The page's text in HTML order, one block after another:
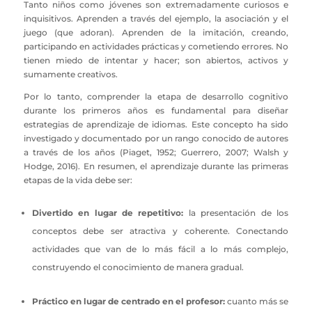
Tanto niños como jóvenes son extremadamente curiosos e
inquisitivos. Aprenden a través del ejemplo, la asociación y el
juego (que adoran). Aprenden de la imitación, creando,
participando en actividades prácticas y cometiendo errores. No
tienen miedo de intentar y hacer; son abiertos, activos y
sumamente creativos.
Por lo tanto, comprender la etapa de desarrollo cognitivo
durante los primeros años es fundamental para diseñar
estrategias de aprendizaje de idiomas. Este concepto ha sido
investigado y documentado por un rango conocido de autores
a través de los años (Piaget, 1952; Guerrero, 2007; Walsh y
Hodge, 2016). En resumen, el aprendizaje durante las primeras
etapas de la vida debe ser:
Divertido en lugar de repetitivo: la presentación de los
conceptos debe ser atractiva y coherente. Conectando
actividades que van de lo más fácil a lo más complejo,
construyendo el conocimiento de manera gradual.
Práctico en lugar de centrado en el profesor:cuanto más se